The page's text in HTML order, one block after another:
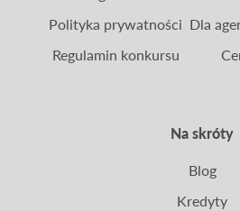
Na skróty
Polityka prywatności
Regulamin konkursu
Dla
Blog
Kredyty